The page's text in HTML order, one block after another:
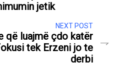
jetik
NEXT POST
që luajmë çdo katër
tek Erzeni jo te
derbi